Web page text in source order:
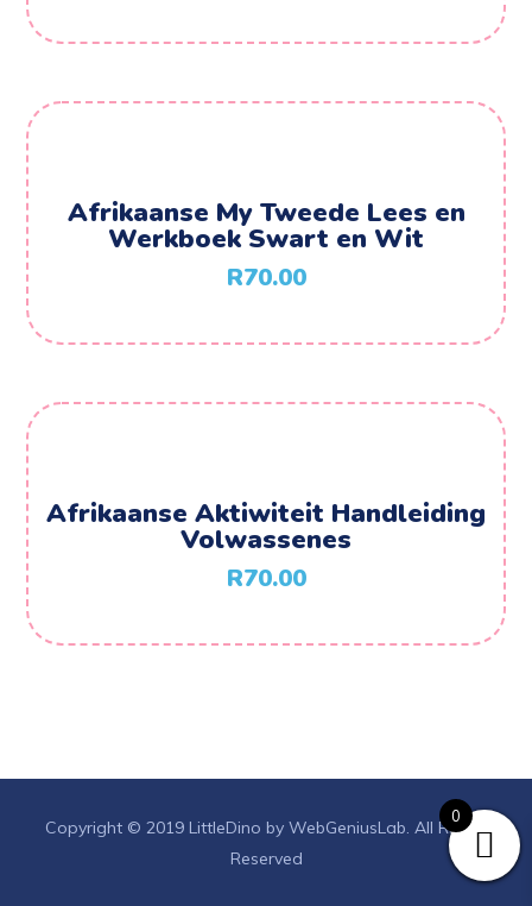
Afrikaanse My Tweede Lees en
Werkboek Swart en Wit
R70.00
Afrikaanse Aktiwiteit Handleiding
Volwassenes
R70.00
Copyright © 2019 LittleDino by WebGeniusLab. All Rights
Reserved
0